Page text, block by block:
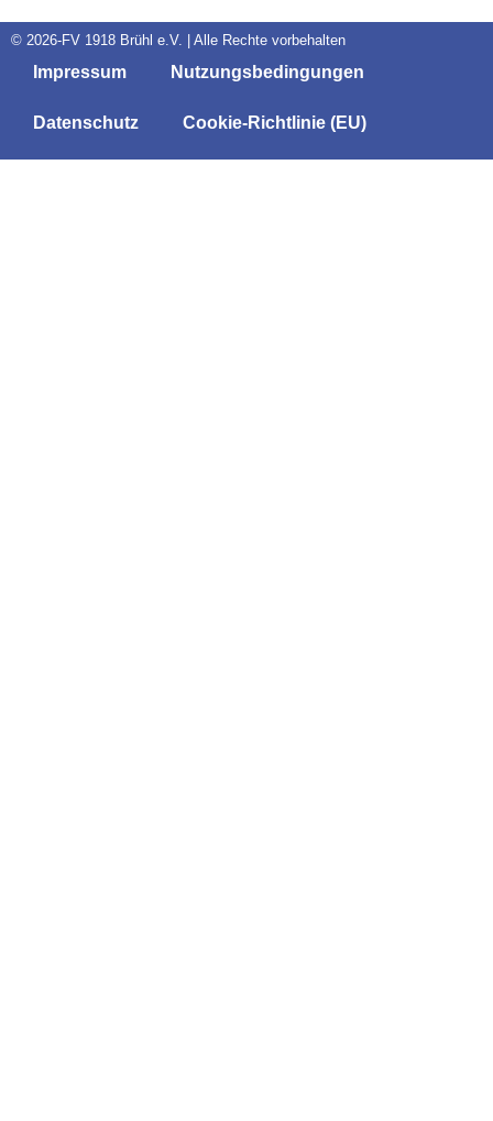
© 2026-FV 1918 Brühl e.V. | Alle Rechte vorbehalten
Impressum Nutzungsbedingungen
Datenschutz Cookie-Richtlinie (EU)